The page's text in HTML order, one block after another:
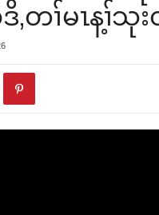
တၢ်မၤန့ၢ်သု